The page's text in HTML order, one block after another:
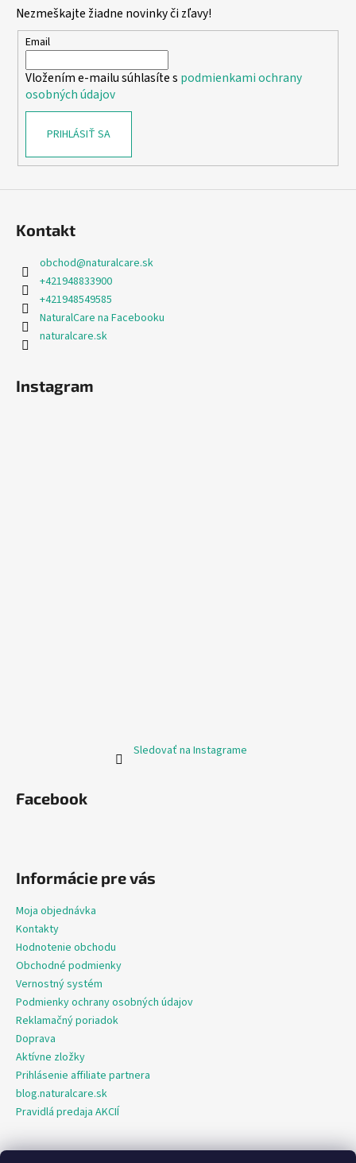
Nezmeškajte žiadne novinky či zľavy!
Email
Vložením e-mailu súhlasíte s podmienkami ochrany
osobných údajov
PRIHLÁSIŤ SA
Kontakt
obchod@naturalcare.sk
+421948833900
+421948549585
NaturalCare na Facebooku
naturalcare.sk
Instagram
Sledovať na Instagrame
Facebook
Informácie pre vás
Moja objednávka
Kontakty
Hodnotenie obchodu
Obchodné podmienky
Vernostný systém
Podmienky ochrany osobných údajov
Reklamačný poriadok
Doprava
Aktívne zložky
Prihlásenie affiliate partnera
blog.naturalcare.sk
Pravidlá predaja AKCIÍ